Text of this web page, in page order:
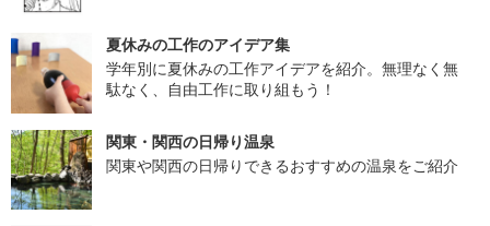
夏休みの工作のアイデア集
学年別に夏休みの工作アイデアを紹介。無理なく無
駄なく、自由工作に取り組もう！
関東・関西の日帰り温泉
関東や関西の日帰りできるおすすめの温泉をご紹介